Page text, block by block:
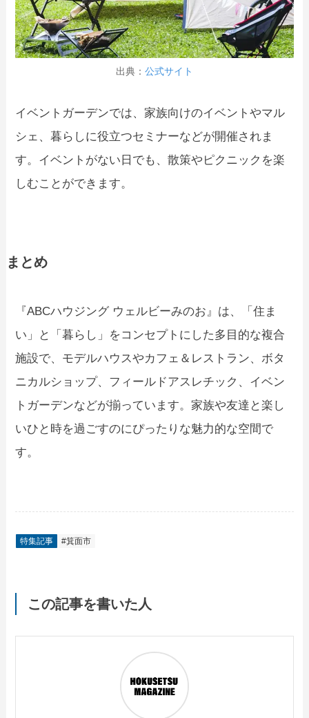
出典： 公式サイト
イベントガーデンでは、家族向けのイベントやマル
シェ、暮らしに役立つセミナーなどが開催されま
す。イベントがない日でも、散策やピクニックを楽
しむことができます。
まとめ
『ABCハウジング ウェルビーみのお』は、「住ま
い」と「暮らし」をコンセプトにした多目的な複合
施設で、モデルハウスやカフェ＆レストラン、ボタ
ニカルショップ、フィールドアスレチック、イベン
トガーデンなどが揃っています。家族や友達と楽し
いひと時を過ごすのにぴったりな魅力的な空間で
す。
特集記事 #箕面市
この記事を書いた人